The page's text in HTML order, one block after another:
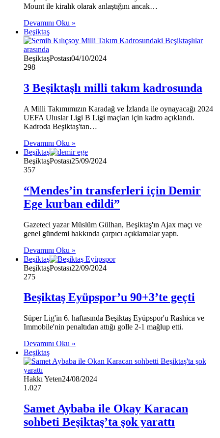
Mount ile kiralık olarak anlaştığını ancak…
Devamını Oku »
Beşiktaş
BeşiktaşPostası04/10/2024
298
3 Beşiktaşlı milli takım kadrosunda
A Milli Takımımızın Karadağ ve İzlanda ile oynayacağı 2024
UEFA Uluslar Ligi B Ligi maçları için kadro açıklandı.
Kadroda Beşiktaş'tan…
Devamını Oku »
Beşiktaş
BeşiktaşPostası25/09/2024
357
“Mendes’in transferleri için Demir
Ege kurban edildi”
Gazeteci yazar Müslüm Gülhan, Beşiktaş'ın Ajax maçı ve
genel gündemi hakkında çarpıcı açıklamalar yaptı.
Devamını Oku »
Beşiktaş
BeşiktaşPostası22/09/2024
275
Beşiktaş Eyüpspor’u 90+3’te geçti
Süper Lig'in 6. haftasında Beşiktaş Eyüpspor'u Rashica ve
Immobile'nin penaltıdan attığı golle 2-1 mağlup etti.
Devamını Oku »
Beşiktaş
Hakkı Yeten24/08/2024
1.027
Samet Aybaba ile Okay Karacan
sohbeti Beşiktaş’ta şok yarattı